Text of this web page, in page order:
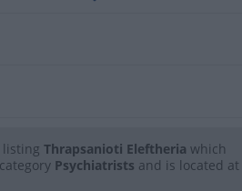
Thrapsanioti Eleftheria which
Psychiatrists and is located at